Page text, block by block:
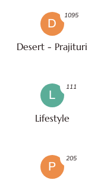
D
Desert - Prajituri
1095
L
Lifestyle
111
P
205